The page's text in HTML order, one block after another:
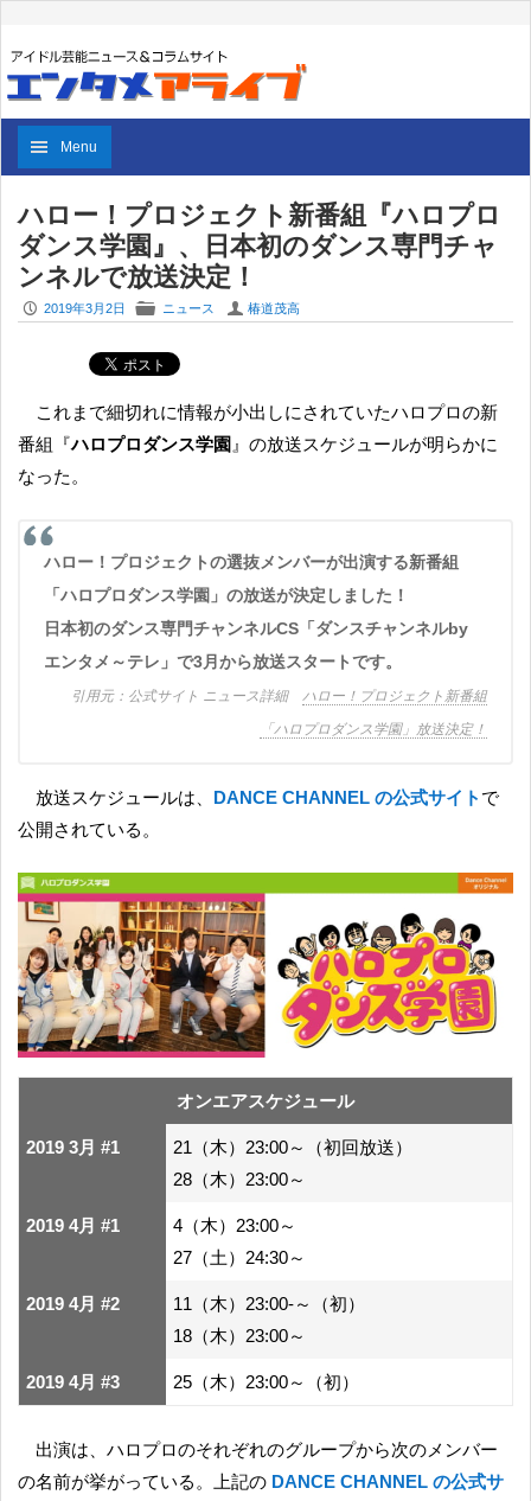
Menu
ハロー！プロジェクト新番組『ハロプロ
ダンス学園』、日本初のダンス専門チャ
ンネルで放送決定！
P 2019年3月2日 F ニュース U 椿道茂高
これまで細切れに情報が小出しにされていたハロプロの新
番組『ハロプロダンス学園 』の放送スケジュールが明らかに
なった。
ハロー！プロジェクトの選抜メンバーが出演する新番組
「ハロプロダンス学園」の放送が決定しました！
日本初のダンス専門チャンネルCS「ダンスチャンネルby
エンタメ～テレ」で3月から放送スタートです。
公式サイト ニュース詳細 ハロー！プロジェクト新番組
「ハロプロダンス学園」放送決定！
放送スケジュールは、 DANCE CHANNEL の公式サイト で
公開されている。
オンエアスケジュール
2019 3月 #1
21（木）23:00～（初回放送）
28（木）23:00～
2019 4月 #1
4（木）23:00～
27（土）24:30～
2019 4月 #2
11（木）23:00-～（初）
18（木）23:00～
2019 4月 #3 25（木）23:00～（初）
出演は、ハロプロのそれぞれのグループから次のメンバー
の名前が挙がっている。上記の DANCE CHANNEL の公式サ